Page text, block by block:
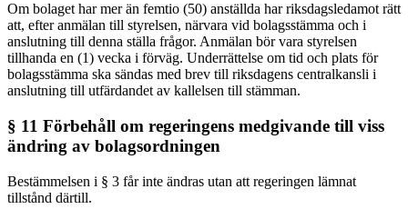
Om bolaget har mer än femtio (50) anställda har riksdagsledamot rätt
att, efter anmälan till styrelsen, närvara vid bolagsstämma och i
anslutning till denna ställa frågor. Anmälan bör vara styrelsen
tillhanda en (1) vecka i förväg. Underrättelse om tid och plats för
bolagsstämma ska sändas med brev till riksdagens centralkansli i
anslutning till utfärdandet av kallelsen till stämman.
§ 11 Förbehåll om regeringens medgivande till viss
ändring av bolagsordningen
Bestämmelsen i § 3 får inte ändras utan att regeringen lämnat
tillstånd därtill.